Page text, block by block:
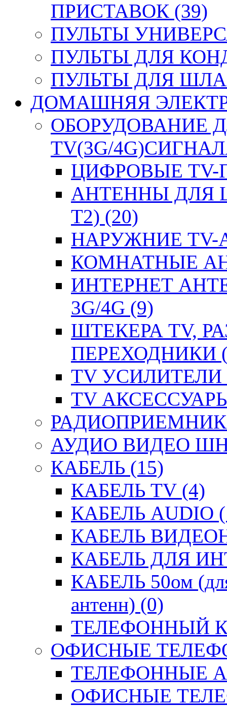
ПРИСТАВОК (39)
ПУЛЬТЫ
ПУЛЬТЫ ДЛЯ
ПУЛЬТЫ ДЛЯ
ДОМАШНЯЯ
ОБОРУДОВАНИЕ
TV(3G/
ЦИФРОВЫЕ TV-
АНТЕННЫ ДЛЯ
T2) (20)
НАРУЖНИЕ
КОМНАТНЫЕ
ИНТЕРНЕТ
3G/4G (9)
ШТЕКЕРА TV,
ПЕРЕХОДНИКИ
TV УСИЛИТЕЛИ
TV
АУДИО ВИДЕО
КАБЕЛЬ (15)
КАБЕЛЬ TV (4)
КАБЕЛЬ AUDIO
КАБЕЛЬ
КАБЕЛЬ ДЛЯ
КАБЕЛЬ 50ом
антенн) (0)
ТЕЛЕФОННЫЙ
ОФИСНЫЕ
ТЕЛЕФОННЫЕ
ОФИСНЫЕ